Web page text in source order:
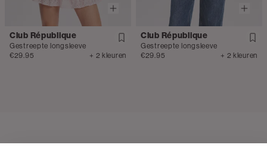
Club République
Gestreepte longsleeve
€29.95
+ 2 kleuren
Club République
Gestreepte longsleeve
€29.95
+ 2 kleuren